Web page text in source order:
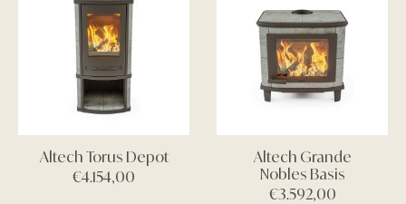
Altech Torus Depot
€4.154,00
Altech Grande
Nobles Basis
€3.592,00